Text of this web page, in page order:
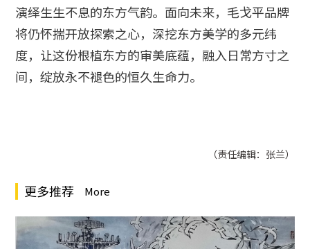
演绎生生不息的东方气韵。面向未来，毛戈平品牌
将仍怀揣开放探索之心，深挖东方美学的多元纬
度，让这份根植东方的审美底蕴，融入日常方寸之
间，绽放永不褪色的恒久生命力。
（责任编辑：张兰）
更多推荐 More